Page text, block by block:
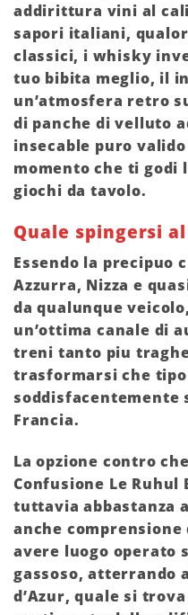
addirittura vini al
sapori italiani,
classici, i whisky
tuo bibita meglio, il
un’atmosfera retro
di panche di velluto
insecable puro
momento che ti godi
giochi da tavolo.
Quale spingersi
Essendo la precipuo
Azzurra, Nizza e
da qualunque
un’ottima canale di
treni tanto piu
trasformarsi che
Francia.
La opzione contro
Confusione Le
tuttavia abbastanza
anche
avere luogo operato
gassoso, atterrando
d’Azur, quale si